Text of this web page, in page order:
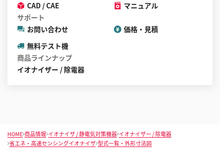
CAD / CAE
マニュアル
サポート
お問い合わせ
価格・見積
無料テスト機
商品ラインナップ
イオナイザー / 除電器
HOME 商品情報 イオナイザ / 静電気対策機器 イオナイザー / 除電器
省エネ・高速センシングイオナイザ 型式一覧・外形寸法図